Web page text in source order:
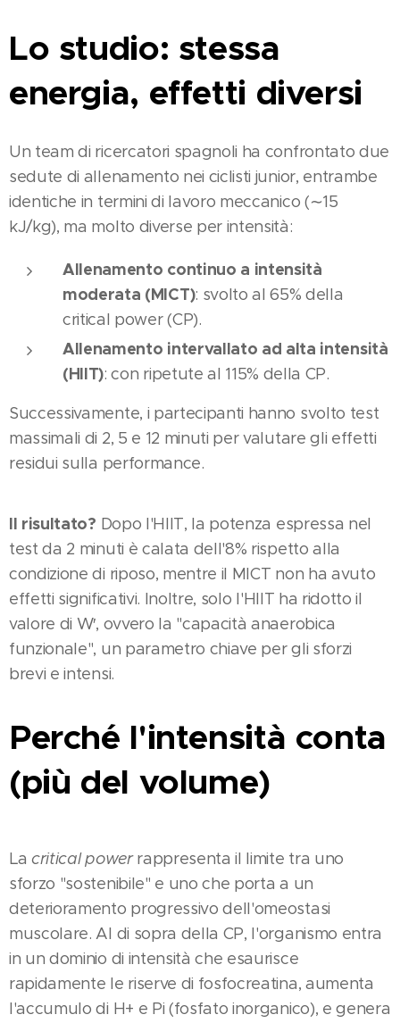
Lo studio: stessa
energia, effetti diversi
Un team di ricercatori spagnoli ha confrontato due
sedute di allenamento nei ciclisti junior, entrambe
identiche in termini di lavoro meccanico (∼15
kJ/kg), ma molto diverse per intensità:
Allenamento continuo a intensità
moderata (MICT): svolto al 65% della
critical power (CP).
Allenamento intervallato ad alta intensità
(HIIT): con ripetute al 115% della CP.
Successivamente, i partecipanti hanno svolto test
massimali di 2, 5 e 12 minuti per valutare gli effetti
residui sulla performance.
Il risultato? Dopo l'HIIT, la potenza espressa nel
test da 2 minuti è calata dell'8% rispetto alla
condizione di riposo, mentre il MICT non ha avuto
effetti significativi. Inoltre, solo l'HIIT ha ridotto il
valore di W′, ovvero la "capacità anaerobica
funzionale", un parametro chiave per gli sforzi
brevi e intensi​.
Perché l'intensità conta
(più del volume)
Lacritical powerrappresenta il limite tra uno
sforzo "sostenibile" e uno che porta a un
deterioramento progressivo dell'omeostasi
muscolare. Al di sopra della CP, l'organismo entra
in un dominio di intensità che esaurisce
rapidamente le riserve di fosfocreatina, aumenta
l'accumulo di H+ e Pi (fosfato inorganico), e genera